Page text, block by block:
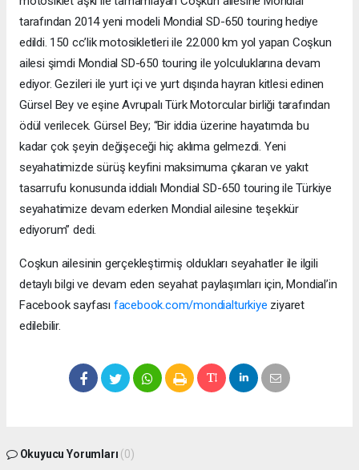
tarafından 2014 yeni modeli Mondial SD-650 touring hediye
edildi. 150 cc’lik motosikletleri ile 22.000 km yol yapan Coşkun
ailesi şimdi Mondial SD-650 touring ile yolculuklarına devam
ediyor. Gezileri ile yurt içi ve yurt dışında hayran kitlesi edinen
Gürsel Bey ve eşine Avrupalı Türk Motorcular birliği tarafından
ödül verilecek. Gürsel Bey; “Bir iddia üzerine hayatımda bu
kadar çok şeyin değişeceği hiç aklıma gelmezdi. Yeni
seyahatimizde sürüş keyfini maksimuma çıkaran ve yakıt
tasarrufu konusunda iddialı Mondial SD-650 touring ile Türkiye
seyahatimize devam ederken Mondial ailesine teşekkür
ediyorum” dedi.
Coşkun ailesinin gerçekleştirmiş oldukları seyahatler ile ilgili
detaylı bilgi ve devam eden seyahat paylaşımları için, Mondial’in
Facebook sayfası facebook.com/mondialturkiye ziyaret
edilebilir.
Okuyucu Yorumları (0)